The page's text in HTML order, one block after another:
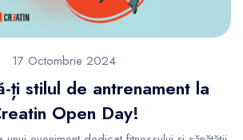
17 Octombrie 2024
ți stilul de antrenament la
Open Day!